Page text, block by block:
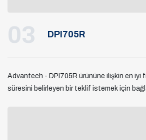
03 DPI705R
Advantech - DPI705R ürününe ilişkin en iyi
süresini belirleyen bir teklif istemek için